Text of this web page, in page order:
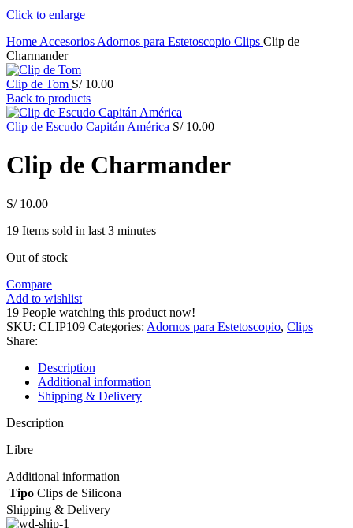
Click to enlarge
Home Accesorios Adornos para Estetoscopio Clips Clip de
Charmander
Clip de Tom S/10.00
Back to products
Clip de Escudo Capitán América S/10.00
Clip de Charmander
S/10.00
19 Items sold in last 3 minutes
Out of stock
Compare
Add to wishlist
19 People watching this product now!
SKU: CLIP109 Categories: Adornos para Estetoscopio, Clips
Share:
Description
Additional information
Shipping & Delivery
Description
Libre
Additional information
Tipo Clips de Silicona
Shipping & Delivery